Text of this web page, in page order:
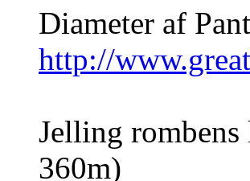
Diameter af
http://
Jelling
360m)